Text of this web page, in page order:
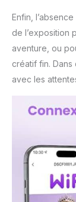
Enfin,
de l’exposition
aventure, ou
créatif fin.
avec les